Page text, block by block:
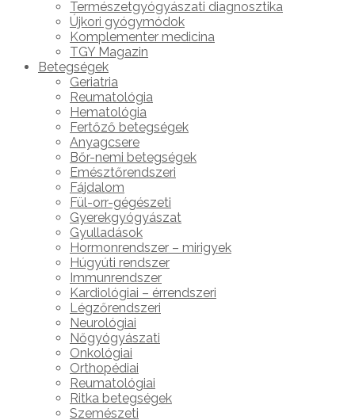
Természetgyógyászati diagnosztika
Újkori gyógymódok
Komplementer medicina
TGY Magazin
Betegségek
Geriatria
Reumatológia
Hematológia
Fertőző betegségek
Anyagcsere
Bőr-nemi betegségek
Emésztőrendszeri
Fájdalom
Fül-orr-gégészeti
Gyerekgyógyászat
Gyulladások
Hormonrendszer – mirigyek
Húgyúti rendszer
Immunrendszer
Kardiológiai – érrendszeri
Légzőrendszeri
Neurológiai
Nőgyógyászati
Onkológiai
Orthopédiai
Reumatológiai
Ritka betegségek
Szemészeti